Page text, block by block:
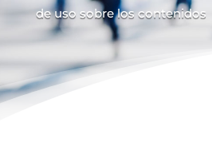
de uso sobre los contenidos